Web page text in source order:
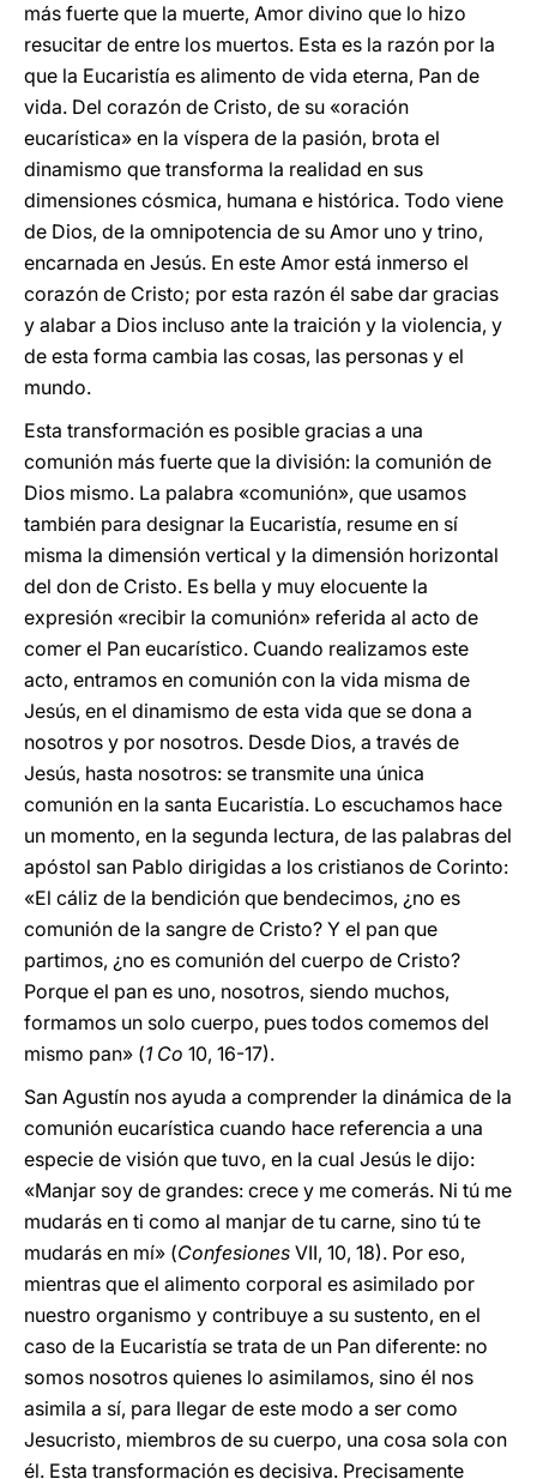
más fuerte que la muerte, Amor divino que lo hizo
resucitar de entre los muertos. Esta es la razón por la
que la Eucaristía es alimento de vida eterna, Pan de
vida. Del corazón de Cristo, de su «oración
eucarística» en la víspera de la pasión, brota el
dinamismo que transforma la realidad en sus
dimensiones cósmica, humana e histórica. Todo viene
de Dios, de la omnipotencia de su Amor uno y trino,
encarnada en Jesús. En este Amor está inmerso el
corazón de Cristo; por esta razón él sabe dar gracias
y alabar a Dios incluso ante la traición y la violencia, y
de esta forma cambia las cosas, las personas y el
mundo.
Esta transformación es posible gracias a una
comunión más fuerte que la división: la comunión de
Dios mismo. La palabra «comunión», que usamos
también para designar la Eucaristía, resume en sí
misma la dimensión vertical y la dimensión horizontal
del don de Cristo. Es bella y muy elocuente la
expresión «recibir la comunión» referida al acto de
comer el Pan eucarístico. Cuando realizamos este
acto, entramos en comunión con la vida misma de
Jesús, en el dinamismo de esta vida que se dona a
nosotros y por nosotros. Desde Dios, a través de
Jesús, hasta nosotros: se transmite una única
comunión en la santa Eucaristía. Lo escuchamos hace
un momento, en la segunda lectura, de las palabras del
apóstol san Pablo dirigidas a los cristianos de Corinto:
«El cáliz de la bendición que bendecimos, ¿no es
comunión de la sangre de Cristo? Y el pan que
partimos, ¿no es comunión del cuerpo de Cristo?
Porque el pan es uno, nosotros, siendo muchos,
formamos un solo cuerpo, pues todos comemos del
mismo pan» (1 Co 10, 16-17).
San Agustín nos ayuda a comprender la dinámica de la
comunión eucarística cuando hace referencia a una
especie de visión que tuvo, en la cual Jesús le dijo:
«Manjar soy de grandes: crece y me comerás. Ni tú me
mudarás en ti como al manjar de tu carne, sino tú te
mudarás en mí» (Confesiones VII, 10, 18). Por eso,
mientras que el alimento corporal es asimilado por
nuestro organismo y contribuye a su sustento, en el
caso de la Eucaristía se trata de un Pan diferente: no
somos nosotros quienes lo asimilamos, sino él nos
asimila a sí, para llegar de este modo a ser como
Jesucristo, miembros de su cuerpo, una cosa sola con
él. Esta transformación es decisiva. Precisamente